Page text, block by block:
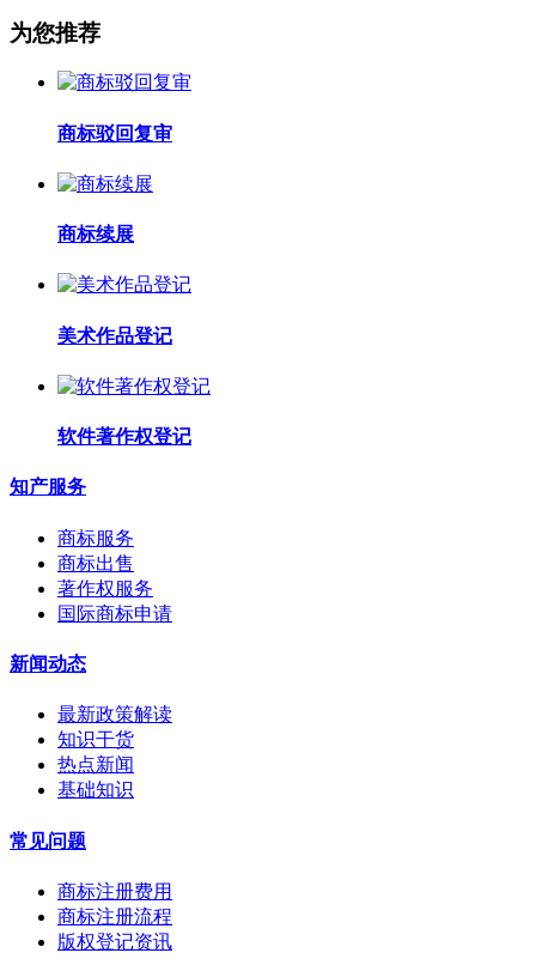
为您推荐
商标驳回复审
商标续展
美术作品登记
软件著作权登记
知产服务
商标服务
商标出售
著作权服务
国际商标申请
新闻动态
最新政策解读
知识干货
热点新闻
基础知识
常见问题
商标注册费用
商标注册流程
版权登记资讯